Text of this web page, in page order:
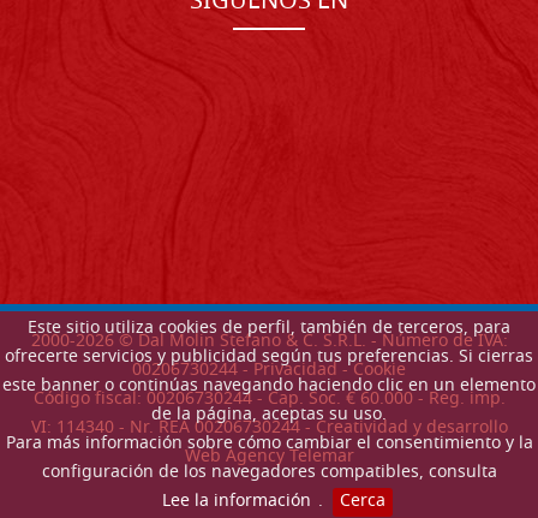
Este sitio utiliza cookies de perfil, también de terceros, para
ofrecerte servicios y publicidad según tus preferencias. Si cierras
este banner o continúas navegando haciendo clic en un elemento
de la página, aceptas su uso.
Para más información sobre cómo cambiar el consentimiento y la
configuración de los navegadores compatibles, consulta
Lee la información . Cerca
2000-2026© Dal Molin Stefano & C. S.R.L. - Número de IVA:
00206730244 -Privacidad-Cookie
Código fiscal: 00206730244 - Cap. Soc. € 60.000 - Reg. imp.
VI: 114340 - Nr. REA 00206730244 - Creatividad y desarrollo
Web Agency Telemar